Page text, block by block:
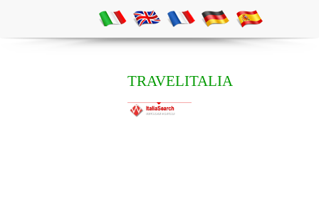
TRAVELITALIA